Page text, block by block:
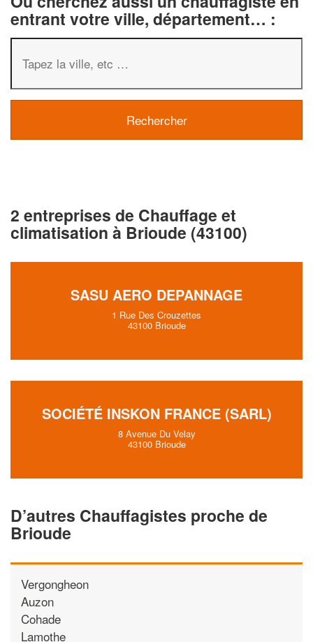
entrant votre ville, département… :
2 entreprises de Chauffage et
climatisation à Brioude (43100)
SASU AERO DEPANNAGE
1 Rue Des Crouzettes
43100 Brioude
SOCIÉTÉ INSKON FRANCE (SARL)
8 Avenue Du Velay
43100 Brioude
D’autres Chauffagistes proche de
Brioude
Vergongheon
Auzon
Cohade
Lamothe